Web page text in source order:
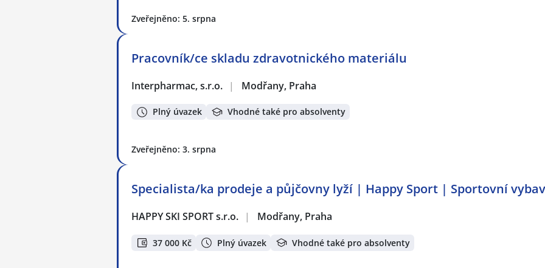
Zveřejněno: 5. srpna
Pracovník/ce skladu zdravotnického materiálu
Interpharmac, s.r.o. | Modřany, Praha
Plný úvazek Vhodné také pro absolventy
Zveřejněno: 3. srpna
Specialista/ka prodeje a půjčovny lyží | Happy Sport | Sportovní
HAPPY SKI SPORT s.r.o. | Modřany, Praha
37 000 Kč Plný úvazek Vhodné také pro absolventy